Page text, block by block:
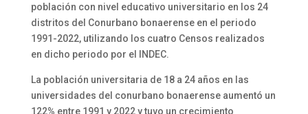
población con nivel educativo universitario en los 24
distritos del Conurbano bonaerense en el periodo
1991-2022, utilizando los cuatro Censos realizados
en dicho periodo por el INDEC.
La población universitaria de 18 a 24 años en las
universidades del conurbano bonaerense aumentó un
122% entre 1991 y 2022 y tuvo un crecimiento